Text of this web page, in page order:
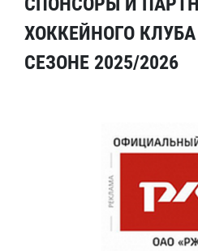
ХОККЕЙНОГО
СЕЗОНЕ 2025/2026